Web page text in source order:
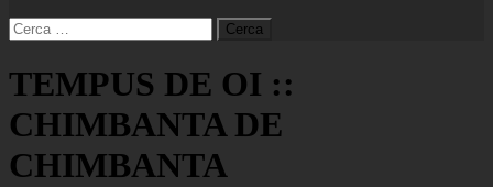
Ricerca
per:
TEMPUS DE OI ::
CHIMBANTA DE
CHIMBANTA